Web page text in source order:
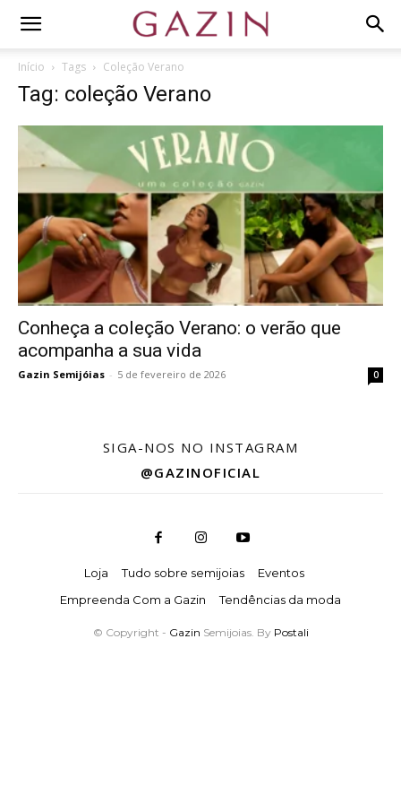
Início Tags Coleção Verano
Tag: coleção Verano
Conheça a coleção Verano: o verão que
acompanha a sua vida
Gazin Semijóias - 5 de fevereiro de 2026 0
SIGA-NOS NO INSTAGRAM
@GAZINOFICIAL
Loja Tudo sobre semijoias
Eventos
Empreenda Com a Gazin
Tendências da moda
© Copyright - Gazin Semijoias. By Postali